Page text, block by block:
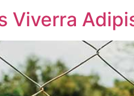
Viverra